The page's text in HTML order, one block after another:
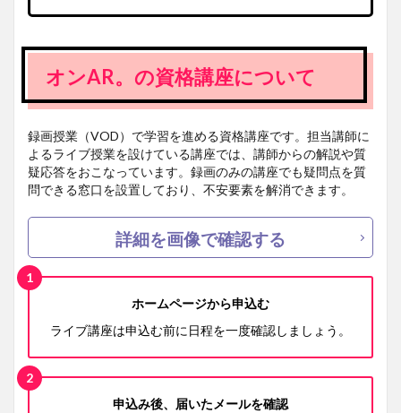
の資
格講
座に
つい
オンAR。の資格講座について
録画授業（VOD）で学習を進める資格講座です。担当講師に
よるライブ授業を設けている講座では、講師からの解説や質
疑応答をおこなっています。録画のみの講座でも疑問点を質
問できる窓口を設置しており、不安要素を解消できます。
詳細を画像で確認する
ホームページから申込む
ライブ講座は申込む前に日程を一度確認しましょう。
申込み後、届いたメールを確認